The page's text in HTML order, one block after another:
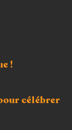
!
célébrer